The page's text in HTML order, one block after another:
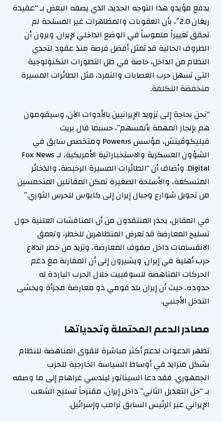
يدفع مؤيدو هذا التوجه الجديد، الذي يصفه البعض بـ “عقيدة
ريغان 2.0″، بأن العقوبات والمظاهرات غير المسلحة لم
تحقق تغييراً ملموساً في الوضع الداخلي لإيران. ويرون أن
الظروف الحالية قد تمثل أفضل فرصة منذ عقود لتحدي
النظام من الداخل، خاصة في ظل التطورات التكنولوجية
التي تسهل حرب العصابات والتمرد، مثل الطائرات المسيرة
منخفضة التكلفة.
“نحن بحاجة إلى تزويد الإيرانيين بالأدوات الآن، وسيقومون
هم بإنجاز المهمة بأنفسهم”، حسبما قال بريت
فيليكوڤيتش، مؤسس Powerus ومتخصص سابق في
الشؤون العسكرية والاستخباراتية الأمريكية، لـ Fox News
Digital. وأضاف أن “الطائرات المسيرة الرخيصة، والذخائر
المتسكعة، والأسلحة الصغيرة تمكن المقاتلين المتحمسين
من تحويل شوارع وجبال إيران إلى كابوس للحرس الثوري.”
في المقابل، يحذر المنتقدون من أن المناقشات العلنية حول
تسليح المعارضة قد تعرض المتظاهرين للخطر، وتعمق
الانقسامات داخل صفوف المعارضة، وتزيد من خطر اندلاع
حرب أهلية في إيران. ويشيرون إلى أن المقارنة مع دعم
الحركات المناهضة للسوفييت خلال الحرب الباردة له
حدوده، حيث أن إيران بلد قومي ذو معارضة مجزأة ويخشى
التدخل الأجنبي.
مصادر الدعم المحتملة وتحدياتها
تظهر الدعوات لدعم أكثر مباشرة للقوى المناهضة للنظام
بشكل متزايد في أوساط السياسة الخارجية للحزب
الجمهوري. فقد دعا السيناتور ليندسي غراهام إلى ما وصفه
بـ “حل التعديل الثاني” داخل إيران، مقترحاً تسليح الشعب
الإيراني عبر الرئيس السابق ترامب وإسرائيل.